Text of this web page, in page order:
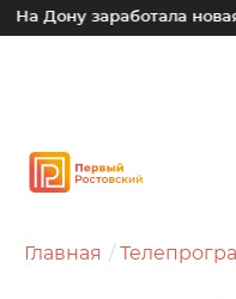
заработала новая
Главная